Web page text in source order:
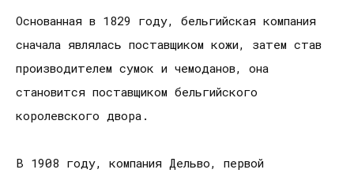
Основанная в 1829 году, бельгийская компания
сначала являлась поставщиком кожи, затем став
производителем сумок и чемоданов, она
становится поставщиком бельгийского
королевского двора.
В 1908 году, компания Дельво, первой